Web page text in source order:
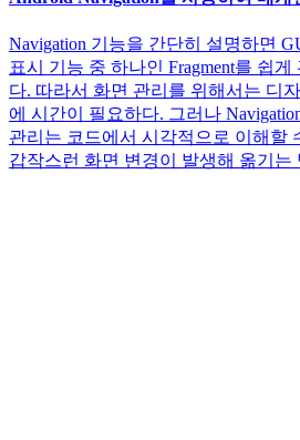
Navigation 기능을 간단히 설명하면
표시 기능 중 하나인 Fragment를 쉽
다. 따라서 화면 관리를 위해서는 디
에 시간이 필요하다. 그러나
관리는 코드에서 시각적으로 이해할
갑작스런 화면 변경이 발생해 옮기는